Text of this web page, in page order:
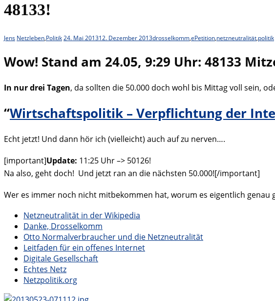
48133!
Jens Netzleben,Politik24. Mai 201312. Dezember 2013drosselkomm,ePetition,netzneutralität,politik
Wow! Stand am 24.05, 9:29 Uhr: 48133
In nur drei Tagen, da sollten die 50.000 doch wohl bis Mittag voll sein,
“Wirtschaftspolitik – Verpflichtung der
Echt jetzt! Und dann hör ich (vielleicht) auch auf zu nerven….
[important]Update: 11:25 Uhr –> 50126!
Na also, geht doch! Und jetzt ran an die nächsten 50.000![/important]
Wer es immer noch nicht mitbekommen hat, worum es eigentlich genau
Netzneutralität in der Wikipedia
Danke, Drosselkomm
Otto Normalverbraucher und die Netzneutralität
Leitfaden für ein offenes Internet
Digitale Gesellschaft
Echtes Netz
Netzpolitik.org